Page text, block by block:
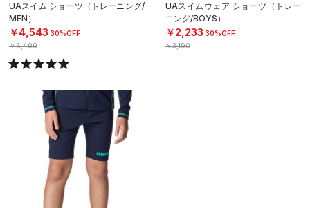
UAスイム ショーツ（トレーニング/
MEN）
￥4,543 30%OFF
￥6,490
UAスイムウェア ショーツ（トレー
ニング/BOYS）
￥2,233 30%OFF
￥3,190